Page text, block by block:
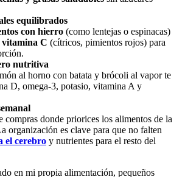
equilibrados
con hierro (como lentejas o espinacas)
vitamina C (cítricos, pimientos rojos) para
nutritiva
al horno con batata y brócoli al vapor te
D, omega-3, potasio, vitamina A y
compras donde priorices los alimentos de la
organización es clave para que no falten
el cerebro y nutrientes para el resto del
en mi propia alimentación, pequeños